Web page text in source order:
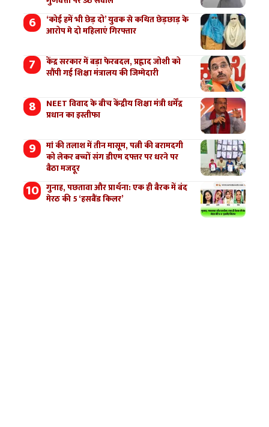
‘कोई हमें भी छेड़ दो’ युवक से कथित छेड़छाड़ के
आरोप मे दो महिलाएं गिरफ्तार
केंद्र सरकार में बड़ा फेरबदल, प्रह्लाद जोशी को
सौंपी गई शिक्षा मंत्रालय की जिम्मेदारी
NEET विवाद के बीच केंद्रीय शिक्षा मंत्री धर्मेंद्र
प्रधान का इस्तीफा
मां की तलाश में तीन मासूम, पत्नी की बरामदगी
को लेकर बच्चों संग डीएम दफ्तर पर धरने पर
बैठा मजदूर
गुनाह, पछतावा और प्रार्थना: एक ही बैरक में बंद
मेरठ की 5 ‘हसबैंड किलर’